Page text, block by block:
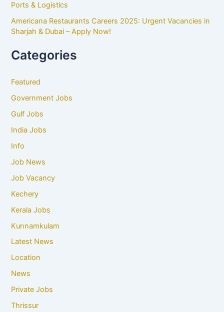
Ports & Logistics
Americana Restaurants Careers 2025: Urgent Vacancies in
Sharjah & Dubai – Apply Now!
Categories
Featured
Government Jobs
Gulf Jobs
India Jobs
Info
Job News
Job Vacancy
Kechery
Kerala Jobs
Kunnamkulam
Latest News
Location
News
Private Jobs
Thrissur